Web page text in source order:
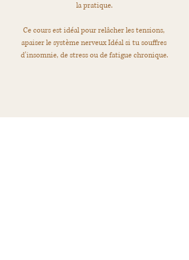
la pratique.
Ce cours est idéal pour relâcher les tensions,
apaiser le système nerveux Idéal si tu souffres
d’insomnie, de stress ou de fatigue chronique.